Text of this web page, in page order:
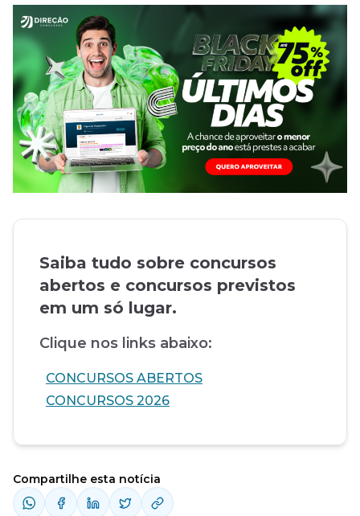
Saiba tudo sobre concursos
abertos e concursos previstos
em um só lugar.
Clique nos links abaixo:
CONCURSOS ABERTOS
CONCURSOS 2026
Compartilhe esta notícia